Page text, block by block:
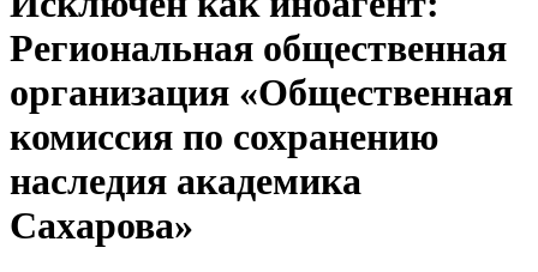
Региональная общественная
организация «Общественная
комиссия по сохранению
наследия академика
Сахарова»